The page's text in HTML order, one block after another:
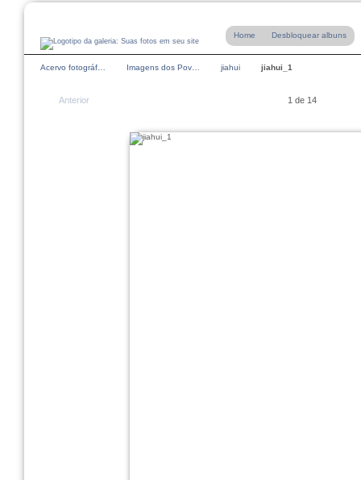
Home Desbloquear albuns
Acervo fotográf… Imagens dos Pov… jiahui jiahui_1
Anterior 1 de 14